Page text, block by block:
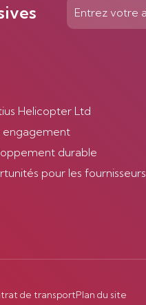
Helicopter Ltd
engagement
durable
pour les fournisseurs
de transportPlan du site